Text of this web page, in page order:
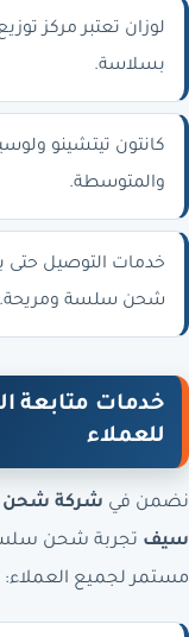
لوزان تعتبر مركز
بسلاسة.
كانتون تيتشينو
والمتوسطة.
خدمات التوصيل حتى
شحن سلسة ومريحة.
خدمات متابعة
للعملاء
نضمن في شركة شحن
سيف تجربة شحن
مستمر لجميع العملاء: